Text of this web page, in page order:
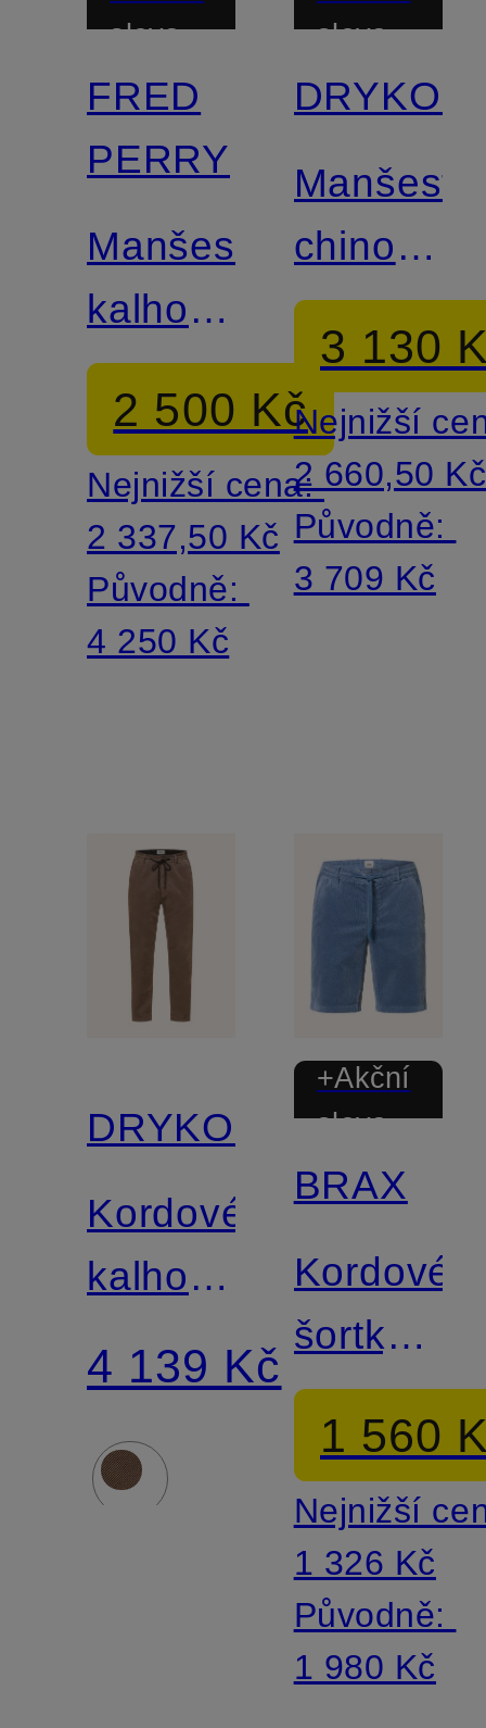
sleva
FRED
PERRY
Manšestrové
kalhoty
Tapered
Fit2 500 Kč
Nejnižší cena:
2 337,50 Kč
Původně:
4 250 Kč
sleva
chino
kalhoty
KARYKO
Relaxed
Fit se
3 130
Nejnižší
2 660,50 Kč
Původně:
3 709 Kč
DRYKORN
Kordové
kalhoty
DEGER
Regular
Fit
4 139 Kč
+Akční
sleva
BRAX
Kordové
šortky
BALU
CK
Modern
Fit
1 560
Nejnižší
1 326 Kč
Původně:
1 980 Kč